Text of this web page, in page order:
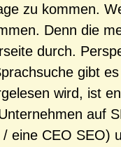
zu kommen.
Denn die
durch.
gibt
wird, ist
auf
eine CEO SEO)